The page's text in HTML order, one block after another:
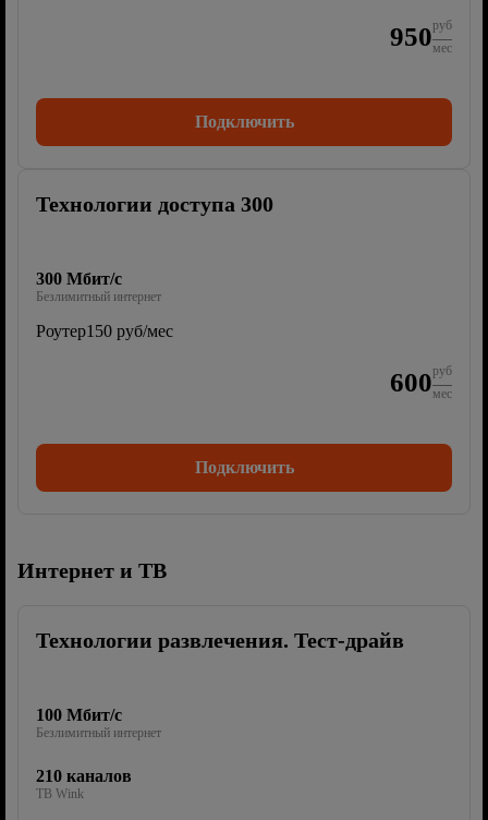
950руб
мес
Подключить
Технологии доступа 300
300 Мбит/с
Безлимитный интернет
Роутер150 руб/мес
600руб
мес
Подключить
Интернет и ТВ
Технологии развлечения. Тест-драйв
100 Мбит/с
Безлимитный интернет
210 каналов
ТВ Wink